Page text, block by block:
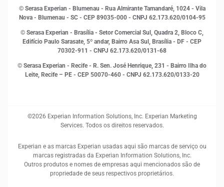
Open Finance
Proteção de Dados
Sustentabilidade Corporativa
© Serasa Experian - Blumenau - Rua Almirante Tamandaré, 1024 - Vila
Nova - Blumenau - SC - CEP 89035-000 - CNPJ 62.173.620/0104-95
© Serasa Experian - Brasília - Setor Comercial Sul, Quadra 2, Bloco C,
Edifício Paulo Sarasate, 5º andar, Bairro Asa Sul, Brasília - DF - CEP
70302-911 - CNPJ 62.173.620/0131-68
© Serasa Experian - Recife - R. Sen. José Henrique, 231 - Bairro Ilha do
Leite, Recife – PE - CEP 50070-460 - CNPJ 62.173.620/0133-20
©2026 Experian Information Solutions, Inc. Experian Marketing
Services. Todos os direitos reservados.
Experian e as marcas Experian usadas aqui são marcas de serviço ou
marcas registradas da Experian Information Solutions, Inc.
Outros produtos e nomes de empresas aqui mencionados são de
propriedade de seus respectivos proprietários.